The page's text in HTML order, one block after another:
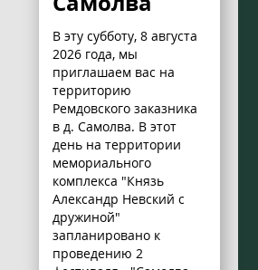
В эту субботу, 8 августа
2026 года, мы
приглашаем вас на
территорию
Ремдовского заказника
в д. Самолва. В этот
день на территории
мемориального
комплекса "Князь
Александр Невский с
дружиной"
запланировано к
проведению 2